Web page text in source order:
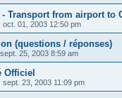
Transport from airport to
oct. 01, 2003 12:50 pm
(questions / réponses)
25, 2003 8:59 am
Officiel
sept. 23, 2003 11:09 pm